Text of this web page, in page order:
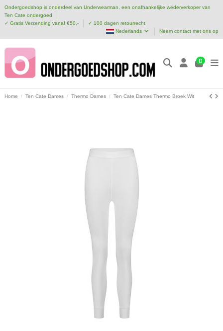
Ondergoedshop is onderdeel van Underwearman, een onafhankelijke wederverkoper van
Ten Cate ondergoed
✓ Gratis Verzending vanaf €50,-
✓ 100 dagen retourrecht
Nederlands
Neem contact met ons op
0
Home Ten Cate Dames Thermo Dames Ten Cate Dames Thermo Broek Wit